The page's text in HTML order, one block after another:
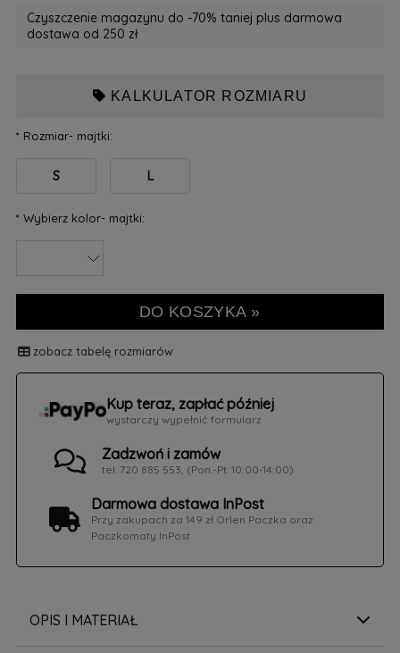
Czyszczenie magazynu do -70% taniej plus darmowa
dostawa od 250 zł
KALKULATOR ROZMIARU
*Rozmiar- majtki:
S L
*Wybierz kolor- majtki:
DO KOSZYKA »
zobacz tabelę rozmiarów
Kup teraz, zapłać później
wystarczy wypełnić formularz
Zadzwoń i zamów
tel. 720 885 553, (Pon.-Pt. 10:00-14:00)
Darmowa dostawa InPost
Przy zakupach za 149 zł Orlen Paczka oraz
Paczkomaty InPost
OPIS I MATERIAŁ